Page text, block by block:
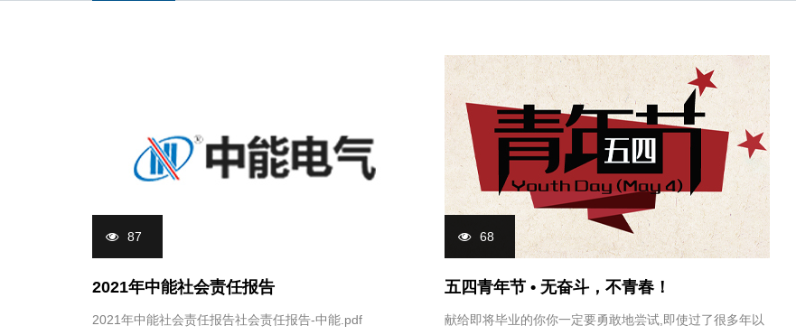
87
2021年中能社会责任报告
2021年中能社会责任报告社会责任报告-中能.pdf
68
五四青年节 • 无奋斗，不青春！
献给即将毕业的你你一定要勇敢地尝试,即使过了很多年以